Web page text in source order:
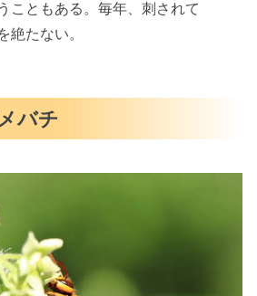
こともある。毎年、刺されて
絶たない。
バチ